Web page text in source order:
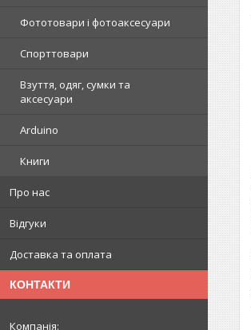
Фототовари і фотоаксесуари
Спорттовари
Взуття, одяг, сумки та
аксесуари
Arduino
Книги
Про нас
Відгуки
Доставка та оплата
КОНТАКТИ